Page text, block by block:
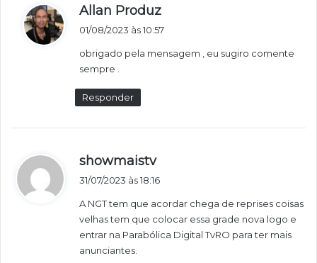
Allan Produz
s
01/08/2023 às 10:57
obrigado pela mensagem , eu sugiro comente
sempre .
Responder
showmaistvd
s
e
:
31/07/2023 às 18:16
A NGT tem que acordar chega de reprises coisas
velhas tem que colocar essa grade nova logo e
entrar na Parabólica Digital TvRO para ter mais
anunciantes.